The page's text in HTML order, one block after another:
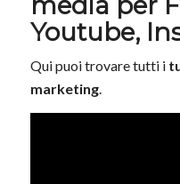
Youtube,
Qui puoi trovare tutti i
marketing.